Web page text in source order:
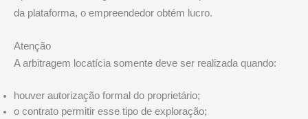
da plataforma, o empreendedor obtém lucro.
Atenção
A arbitragem locatícia somente deve ser realizada quando:
houver autorização formal do proprietário;
o contrato permitir esse tipo de exploração;